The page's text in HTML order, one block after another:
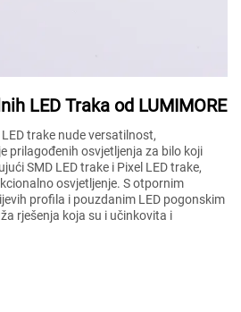
LED Traka od LUMIMORE
trake nude versatilnost,
prilagođenih osvjetljenja za bilo koji
SMD LED trake i Pixel LED trake,
osvjetljenje. S otpornim
profila i pouzdanim LED pogonskim
rješenja koja su i učinkovita i